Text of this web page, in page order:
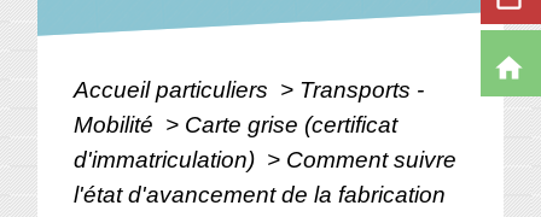
Accueil particuliers > Transports -
Mobilité > Carte grise (certificat
d'immatriculation) > Comment suivre
l'état d'avancement de la fabrication
home